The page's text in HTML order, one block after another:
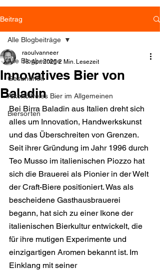
Beitrag
Alle Blogbeiträge
Gesundheit
Alkoholfreies Bier im Allgemeinen
Biersorten
Alle Blogbeiträge
Innovatives Bier von
Baladin
raoulvanneer
18. Apr. 2025 2 Min. Lesezeit
Bei Birra Baladin aus Italien dreht sich
alles um Innovation, Handwerkskunst
und das Überschreiten von Grenzen.
Seit ihrer Gründung im Jahr 1996 durch
Teo Musso im italienischen Piozzo hat
sich die Brauerei als Pionier in der Welt
der Craft-Biere positioniert. Was als
bescheidene Gasthausbrauerei
begann, hat sich zu einer Ikone der
italienischen Bierkultur entwickelt, die
für ihre mutigen Experimente und
einzigartigen Aromen bekannt ist. Im
Einklang mit seiner